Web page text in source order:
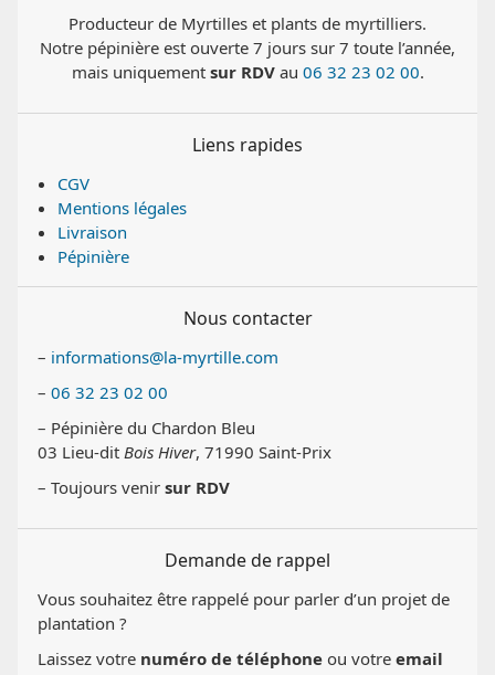
Producteur de Myrtilles et plants de myrtilliers.
Notre pépinière est ouverte 7 jours sur 7 toute l’année,
mais uniquement sur RDVau 06 32 23 02 00.
Liens rapides
CGV
Mentions légales
Livraison
Pépinière
Nous contacter
– informations@la-myrtille.com
– 06 32 23 02 00
– Pépinière du Chardon Bleu
03 Lieu-dit Bois Hiver, 71990 Saint-Prix
– Toujours venir sur RDV
Demande de rappel
Vous souhaitez être rappelé pour parler d’un projet de
plantation ?
Laissez votre numéro de téléphone ou votre email